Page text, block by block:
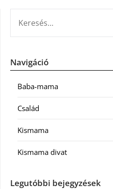
Navigáció
Baba-mama
Család
Kismama
Kismama divat
Legutóbbi bejegyzések